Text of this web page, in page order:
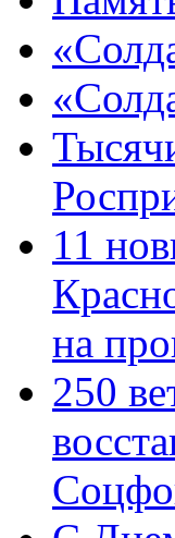
11
на
250